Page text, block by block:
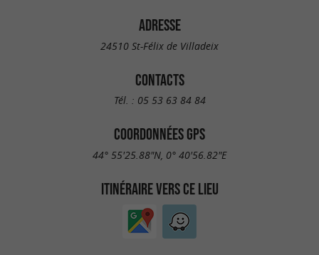
ADRESSE
24510 St-Félix de Villadeix
CONTACTS
Tél. : 05 53 63 84 84
COORDONNÉES GPS
44° 55'25.88"N, 0° 40'56.82"E
ITINÉRAIRE VERS CE LIEU